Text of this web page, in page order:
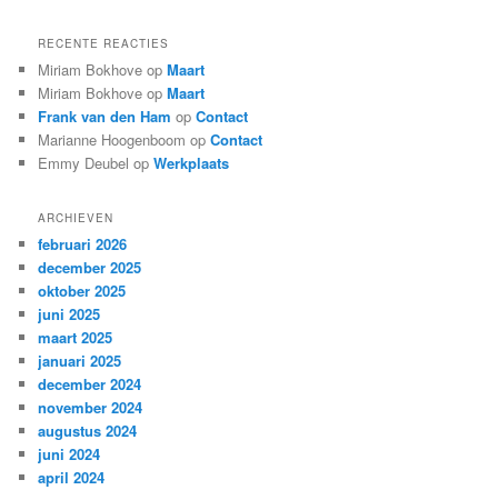
RECENTE REACTIES
Miriam Bokhove opMaart
Miriam Bokhove opMaart
Frank van den Ham opContact
Marianne Hoogenboom opContact
Emmy Deubel opWerkplaats
ARCHIEVEN
februari 2026
december 2025
oktober 2025
juni 2025
maart 2025
januari 2025
december 2024
november 2024
augustus 2024
juni 2024
april 2024